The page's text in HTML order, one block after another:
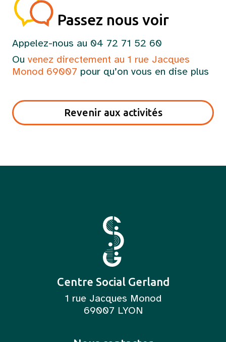
Passez nous voir
Appelez-nous au 04 72 71 52 60
Ou venez directement au 1 rue Jacques
Monod 69007 pour qu’on vous en dise plus
Revenir aux activités
Centre Social Gerland
1 rue Jacques Monod
69007 LYON